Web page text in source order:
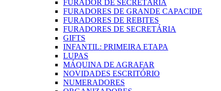
FURADOR DE SECRETÁRIA
FURADORES DE GRANDE CAPACIDE
FURADORES DE REBITES
FURADORES DE SECRETÁRIA
GIFTS
INFANTIL: PRIMEIRA ETAPA
LUPAS
MÁQUINA DE AGRAFAR
NOVIDADES ESCRITÓRIO
NUMERADORES